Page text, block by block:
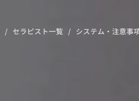
セラピスト一覧 システム・注意事